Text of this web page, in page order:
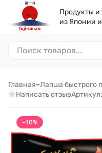
Продукты и
из Японии
Главная–Лапша быстрого
Написать отзывАртикул:
-40%